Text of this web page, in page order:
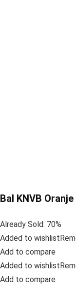
Bal KNVB
Already Sold: 70%
Added to
Add to compare
Added to
Add to compare